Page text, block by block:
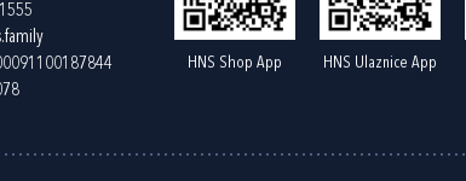
HNS Shop App HNS Ulaznice App